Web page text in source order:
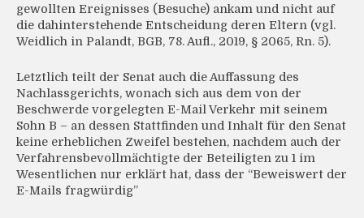
gewollten Ereignisses (Besuche) ankam und nicht auf
die dahinterstehende Entscheidung deren Eltern (vgl.
Weidlich in Palandt, BGB, 78. Aufl., 2019, § 2065, Rn. 5).
Letztlich teilt der Senat auch die Auffassung des
Nachlassgerichts, wonach sich aus dem von der
Beschwerde vorgelegten E-Mail Verkehr mit seinem
Sohn B – an dessen Stattfinden und Inhalt für den Senat
keine erheblichen Zweifel bestehen, nachdem auch der
Verfahrensbevollmächtigte der Beteiligten zu 1 im
Wesentlichen nur erklärt hat, dass der “Beweiswert der
E-Mails fragwürdig”